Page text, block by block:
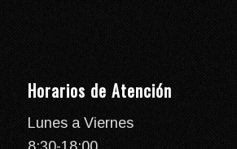
Horarios de Atención
Lunes a Viernes